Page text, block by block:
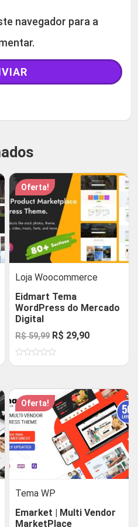
navegador para a
Oferta!
Loja Woocommerce
Eidmart Tema
WordPress do Mercado
Digital
R$59,99 O
preço
original
R$ 59,99.
R$ 29,90O
atual
R$ 29,90.
Oferta!
Tema WP
Emarket | Multi Vendor
MarketPlace